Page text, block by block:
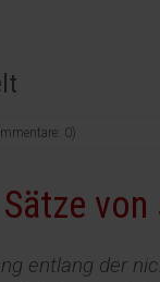
0)
entlang der